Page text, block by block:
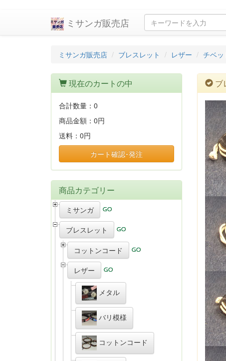
ミサンガ販売店
ミサンガ販売店 ブレスレット レザー チベ
ブ
現在のカートの中
合計数量： 0
商品金額： 0円
送料： 0円
カート確認･発注
商品カテゴリー
ミサンガ
ブレスレット
コットンコード
レザー
メタル
バリ模様
コットンコード